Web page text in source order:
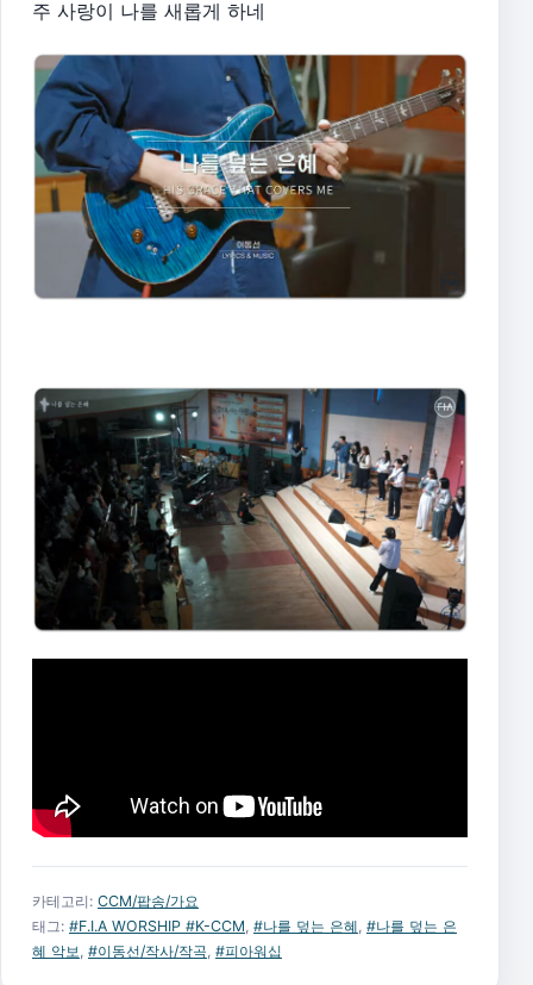
주 사랑이 나를 새롭게 하네
카테고리: CCM/팝송/가요
태그: #F.I.A WORSHIP #K-CCM #나를 덮는 은혜 #나를 덮는 은
혜 악보 #이동선/작사/작곡 #피아워십